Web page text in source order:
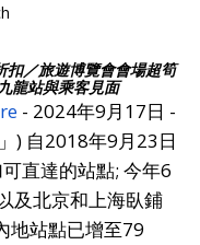
扣／旅遊博覽會會場超筍
龍站與乘客見面
- 2024年9月17日 -
) 自2018年9月23日
直達的站點; 今年6
及北京和上海臥鋪
地站點已增至79